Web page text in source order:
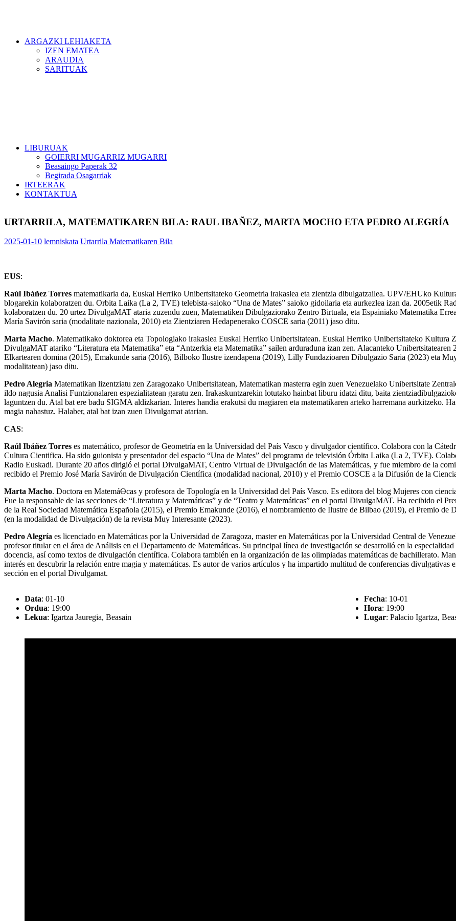
ARGAZKI LEHIAKETA
IZEN EMATEA
ARAUDIA
SARITUAK
LIBURUAK
GOIERRI MUGARRIZ MUGARRI
Beasaingo Paperak 32
Begirada Osagarriak
IRTEERAK
KONTAKTUA
URTARRILA, MATEMATIKAREN BILA: RAUL IBAÑEZ, MARTA MOCHO ETA PEDRO ALEGRÍA
2025-01-10 lemniskata Urtarrila Matematikaren Bila
EUS:
Raúl Ibáñez Torres matematikaria da, Euskal Herriko Unibertsitateko Geometria irakaslea eta zientzia dibulgatzailea. UPV/EHUko
blogarekin kolaboratzen du. Orbita Laika (La 2, TVE) telebista-saioko “Una de Mates” saioko gidoilaria eta aurkezlea izan da. 2005etik
kolaboratzen du. 20 urtez DivulgaMAT ataria zuzendu zuen, Matematiken Dibulgaziorako Zentro Birtuala, eta Espainiako Matematika
María Savirón saria (modalitate nazionala, 2010) eta Zientziaren Hedapenerako COSCE saria (2011) jaso ditu.
Marta Macho. Matematikako doktorea eta Topologiako irakaslea Euskal Herriko Unibertsitatean. Euskal Herriko Unibertsitateko Kultura
DivulgaMAT atariko “Literatura eta Matematika” eta “Antzerkia eta Matematika” sailen arduraduna izan zen. Alacanteko
Elkartearen domina (2015), Emakunde saria (2016), Bilboko Ilustre izendapena (2019), Lilly Fundazioaren Dibulgazio Saria (2023) eta
modalitatean) jaso ditu.
Pedro Alegria Matematikan lizentziatu zen Zaragozako Unibertsitatean, Matematikan masterra egin zuen Venezuelako Unibertsitate
ildo nagusia Analisi Funtzionalaren espezialitatean garatu zen. Irakaskuntzarekin lotutako hainbat liburu idatzi ditu, baita
laguntzen du. Atal bat ere badu SIGMA aldizkarian. Interes handia erakutsi du magiaren eta matematikaren arteko harremana aurkitzeko.
magia nahastuz. Halaber, atal bat izan zuen Divulgamat atarian.
CAS:
Raúl Ibáñez Torres es matemático, profesor de Geometría en la Universidad del País Vasco y divulgador científico. Colabora con la
Cultura Cientifica. Ha sido guionista y presentador del espacio “Una de Mates” del programa de televisión Órbita Laika (La 2, TVE).
Radio Euskadi. Durante 20 años dirigió el portal DivulgaMAT, Centro Virtual de Divulgación de las Matemáticas, y fue miembro de la
recibido el Premio José María Savirón de Divulgación Científica (modalidad nacional, 2010) y el Premio COSCE a la Difusión de la
Marta Macho. Doctora en MatemáƟcas y profesora de Topología en la Universidad del País Vasco. Es editora del blog Mujeres con
Fue la responsable de las secciones de “Literatura y Matemáticas” y de “Teatro y Matemáticas” en el portal DivulgaMAT. Ha recibido el
de la Real Sociedad Matemática Española (2015), el Premio Emakunde (2016), el nombramiento de Ilustre de Bilbao (2019), el Premio
(en la modalidad de Divulgación) de la revista Muy Interesante (2023).
Pedro Alegría es licenciado en Matemáticas por la Universidad de Zaragoza, master en Matemáticas por la Universidad Central de
profesor titular en el área de Análisis en el Departamento de Matemáticas. Su principal línea de investigación se desarrolló en la
docencia, así como textos de divulgación científica. Colabora también en la organización de las olimpiadas matemáticas de bachillerato.
interés en descubrir la relación entre magia y matemáticas. Es autor de varios artículos y ha impartido multitud de conferencias divulgativas
sección en el portal Divulgamat.
Data: 01-10
Ordua: 19:00
Lekua: Igartza Jauregia, Beasain
Fecha: 10-01
Hora: 19:00
Lugar: Palacio Igartza,